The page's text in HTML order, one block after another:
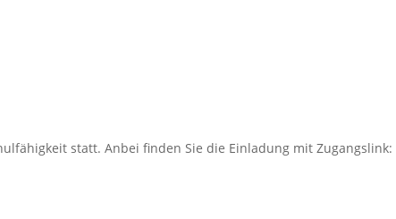
statt. Anbei finden Sie die Einladung mit Zugangslink: